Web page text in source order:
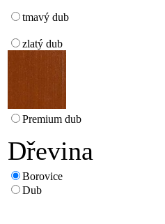
tmavý dub
zlatý dub
Premium dub
Dřevina
Borovice
Dub